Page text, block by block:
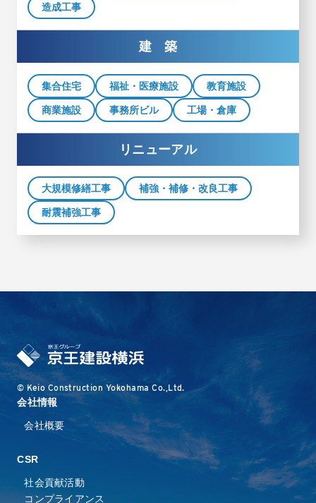
造成工事
建 築
集合住宅 福祉・医療施設 教育施設
商業施設 事務所ビル 工場・倉庫
リニューアル
大規模修繕工事 補強・補修・改良工事
耐震補強工事
© Keio Construction Yokohama Co.,Ltd.
会社情報
会社概要
CSR
社会貢献活動
コンプライアンス